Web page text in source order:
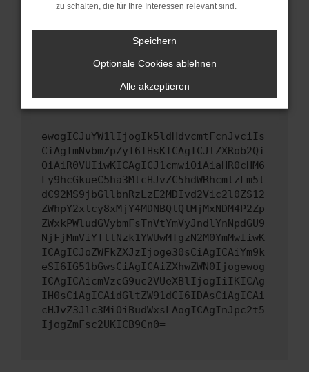
unterstützt werden.
Wende dich an den Webseitenbetreiber.
Wenn du alle oben genannten Schritte versucht
hast, kontaktiere uns bitte. Wir werden
versuchen, das Problem zu beheben. Du kannst
uns diesen Text schicken, um uns bei der
ewogICJuYW1lIjogIk5ldHdvcmtFcnJvciIs
CiAgImNvbmZpZyI6IHsKICAgICJtZXRob2Qi
OiAiR0VUIiwKICAgICJ1cmwiOiAiaHR0cHM6
Ly9hcGkueC5ha3MtcHJvZC5hdWRhcmlzLm5l
dC92MS9jbGllbnRzLzE2MDIvd2Vic2l0ZS12
ZWhpY2xlcy8xMjY4MDNBQlQlMjMxNDM4P2Zp
ZWxkPWludGVybmFsTnVtYmVyJndlYnNpdGU9
NjFjMmViYTllNzk1YWUwMTgzN2M0YmMwIiwK
ICAgICJoZWFkZXJzIjoge30sCiAgICAiYm9k
eSI6IG51bGwsCiAgICAiZXhwZWN0Ijogewog
ICAgICAicmVzcG9uc2VUeXBlIjogIiIKICAg
IH0sCiAgICAidGltZW91dCI6IDAsCiAgICAi
cHJvZ3Jlc3MiOiBudWxsLAogICAgInJpc2t5
IjogZmFsc2UKICB9Cn0=
zu schalten, die für Ihre Interessen relevant sind.
Speichern
Optionale Cookies ablehnen
Alle akzeptieren